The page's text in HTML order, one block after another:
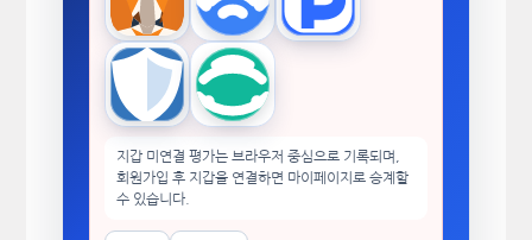
MetaMask WalletConnectTokenPocket
Trust Wallet imToken
지갑 미연결 평가는 브라우저 중심으로 기록되며,
회원가입 후 지갑을 연결하면 마이페이지로 승계할
수 있습니다.